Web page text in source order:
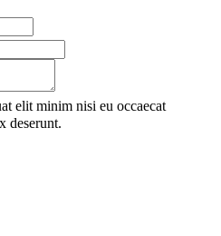
elit minim nisi eu occaecat
deserunt.